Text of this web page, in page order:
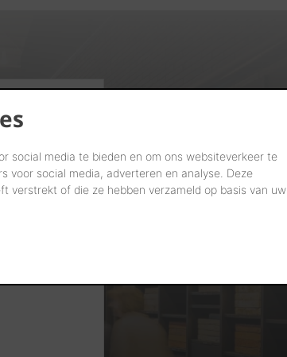
social media te bieden en om ons websiteverkeer te
voor social media, adverteren en analyse. Deze
verstrekt of die ze hebben verzameld op basis van uw
in onze